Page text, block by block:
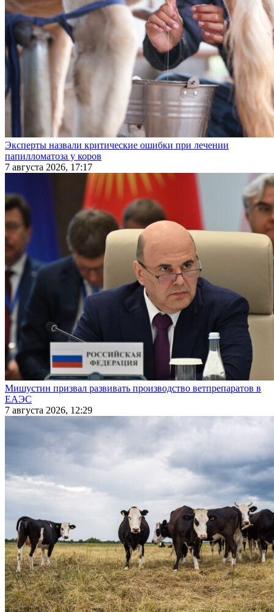
Эксперты назвали критические ошибки при лечении
папилломатоза у коров
7 августа 2026, 17:17
Мишустин призвал развивать производство ветпрепаратов в
ЕАЭС
7 августа 2026, 12:29